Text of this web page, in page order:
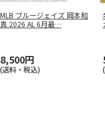
MLB ブルージェイズ 岡本和
真 2026 AL 6月最…
8,500円
(送料・税込)